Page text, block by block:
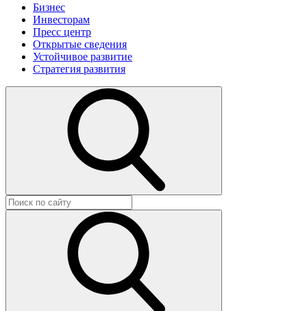
Бизнес
Инвесторам
Пресс центр
Открытые сведения
Устойчивое развитие
Стратегия развития